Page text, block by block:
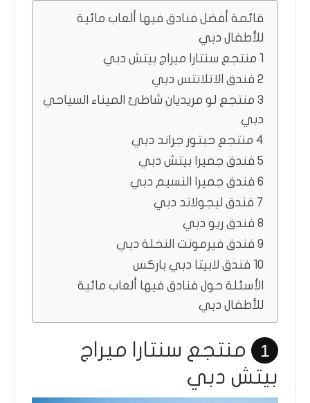
قائمة أفضل فنادق فيها ألعاب مائية
للأطفال دبي
1 منتجع سنتارا ميراج بيتش دبي
2 فندق الاتلانتس دبي
3 منتجع لو مريديان شاطئ الميناء السياحي
دبي
4 منتجع حبتور جراند دبي
5 فندق جميرا بيتش دبي
6 فندق جميرا النسيم دبي
7 فندق ليجولاند دبي
8 فندق ريو دبي
9 فندق فيرمونت النخلة دبي
10 فندق لابيتا دبي باركس
الأسئلة حول فنادق فيها ألعاب مائية
للأطفال دبي
1
منتجع سنتارا ميراج
بيتش دبي